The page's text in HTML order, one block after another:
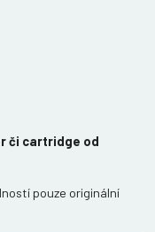
či cartridge od
pouze originální